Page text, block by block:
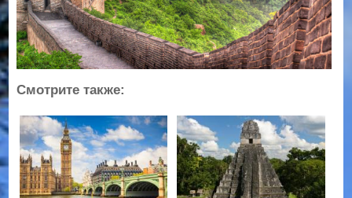
Смотрите также: